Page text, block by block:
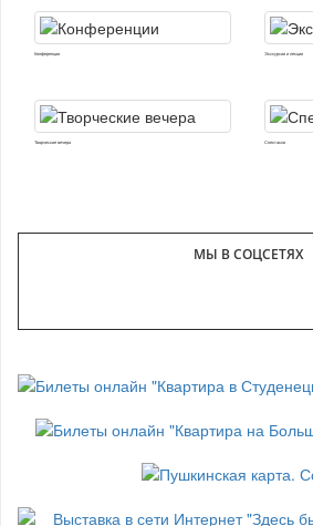
Конференции Экскурсии и лекции
Творческие вечера Спектакли
МЫ В СОЦСЕТЯХ